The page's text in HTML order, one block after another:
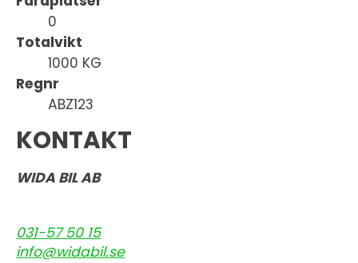
0
Totalvikt
1000 KG
Regnr
ABZ123
KONTAKT
WIDA BIL AB
031-57 50 15
info@widabil.se